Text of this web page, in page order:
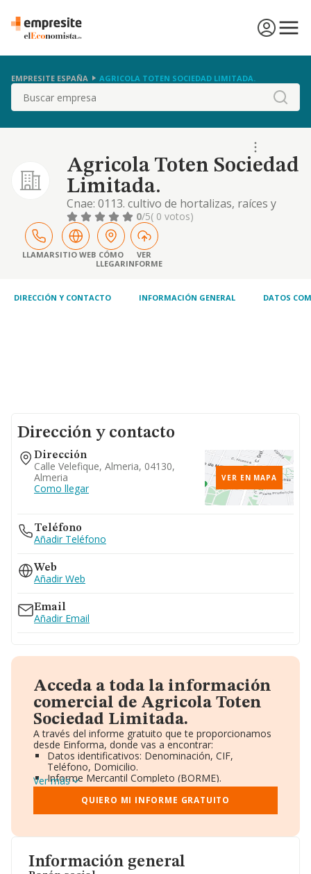
EMPRESITE ESPAÑA AGRICOLA TOTEN SOCIEDAD LIMITADA.
Buscar
Agricola Toten Sociedad
Limitada.
Cnae: 0113. cultivo de hortalizas, raíces y
tubérculos. objetos secundarios: 1) el
comercio al por mayor y menor de
productos alimenticios y para el hogar. 2)
construcción completa, reparación y
conservación de edificaciones y obras civiles.
construcción en gene
0/5( 0 votos)
LLAMARSITIO WEB CÓMO
LLEGAR
VER
INFORME
DIRECCIÓN Y CONTACTO INFORMACIÓN GENERAL DATOS
Información general
Dirección y contacto
Dirección
Calle Velefique, Almeria, 04130,
Almeria
Como llegar
VER EN MAPA
Teléfono
Añadir Teléfono
Web
Añadir Web
Email
Añadir Email
Acceda a toda la información
comercial de Agricola Toten
Sociedad Limitada.
A través del informe gratuito que te proporcionamos
desde Einforma, donde vas a encontrar:
Datos identificativos: Denominación, CIF,
Teléfono, Domicilio.
Informe Mercantil Completo (BORME).
Gráficos de Evolución Ventas y Empleados.
Consejo de Administración y Administradores.
Directivos y Ejecutivos.
Información oficial y registral complementaria.
Ver más
QUIERO MI INFORME GRATUITO